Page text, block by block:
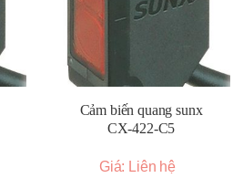
Cảm biến quang sunx
CX-422-C5
Giá: Liên hệ